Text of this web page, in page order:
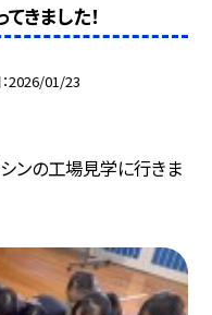
きました！
2026/01/23
シンの工場見学に行きま